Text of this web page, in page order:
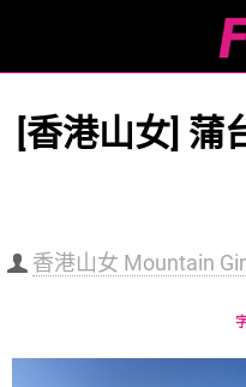
[香港山女] 蒲
香港山女 Mountain